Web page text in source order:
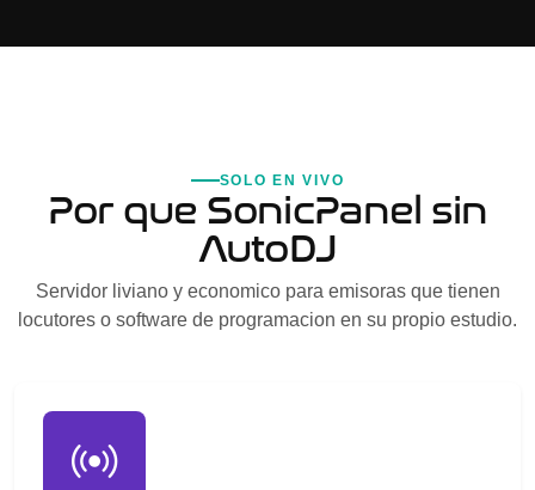
SOLO EN VIVO
Por que SonicPanel sin
AutoDJ
Servidor liviano y economico para emisoras que tienen
locutores o software de programacion en su propio estudio.